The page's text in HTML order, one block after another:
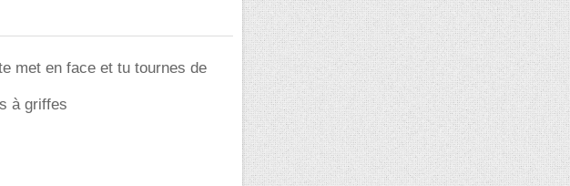
met en face et tu tournes de
à griffes